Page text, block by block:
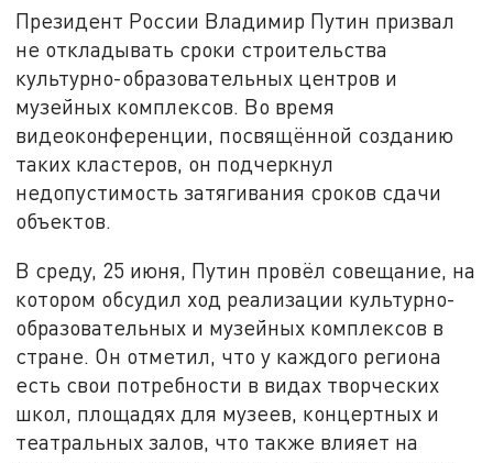
Президент России Владимир Путин призвал
не откладывать сроки строительства
культурно-образовательных центров и
музейных комплексов. Во время
видеоконференции, посвящённой созданию
таких кластеров, он подчеркнул
недопустимость затягивания сроков сдачи
объектов.
В среду, 25 июня, Путин провёл совещание, на
котором обсудил ход реализации культурно-
образовательных и музейных комплексов в
стране. Он отметил, что у каждого региона
есть свои потребности в видах творческих
школ, площадях для музеев, концертных и
театральных залов, что также влияет на